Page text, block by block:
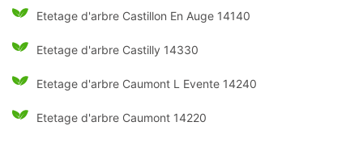
Etetage d'arbre Castillon En Auge 14140
Etetage d'arbre Castilly 14330
Etetage d'arbre Caumont L Evente 14240
Etetage d'arbre Caumont 14220